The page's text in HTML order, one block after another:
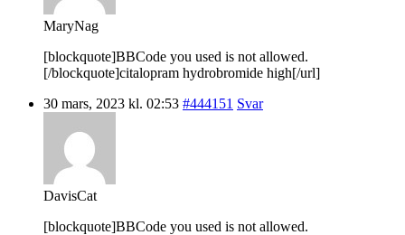
MaryNag
[blockquote]BBCode you used is not allowed.
[/blockquote]citalopram hydrobromide high[/url]
30 mars, 2023 kl. 02:53 #444151 Svar
DavisCat
[blockquote]BBCode you used is not allowed.